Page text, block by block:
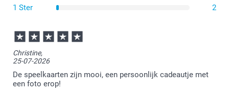
1 Ster
2
Christine,
25-07-2026
De speelkaarten zijn mooi, een persoonlijk cadeautje met
een foto erop!